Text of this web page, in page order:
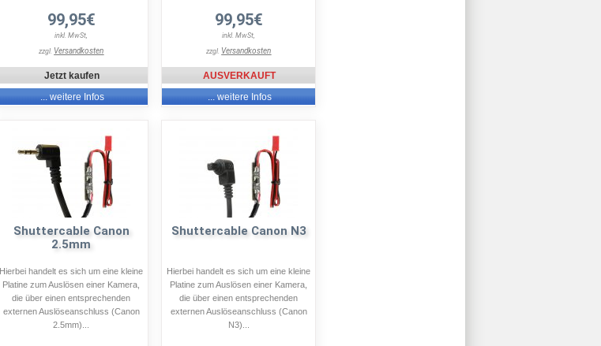
99,95€
inkl. MwSt,
zzgl. Versandkosten
Jetzt kaufen
... weitere Infos
99,95€
inkl. MwSt,
zzgl. Versandkosten
AUSVERKAUFT
... weitere Infos
Shuttercable Canon
2.5mm
Hierbei handelt es sich um eine kleine
Platine zum Auslösen einer Kamera,
die über einen entsprechenden
externen Auslöseanschluss (Canon
2.5mm)...
Shuttercable Canon N3
Hierbei handelt es sich um eine kleine
Platine zum Auslösen einer Kamera,
die über einen entsprechenden
externen Auslöseanschluss (Canon
N3)...